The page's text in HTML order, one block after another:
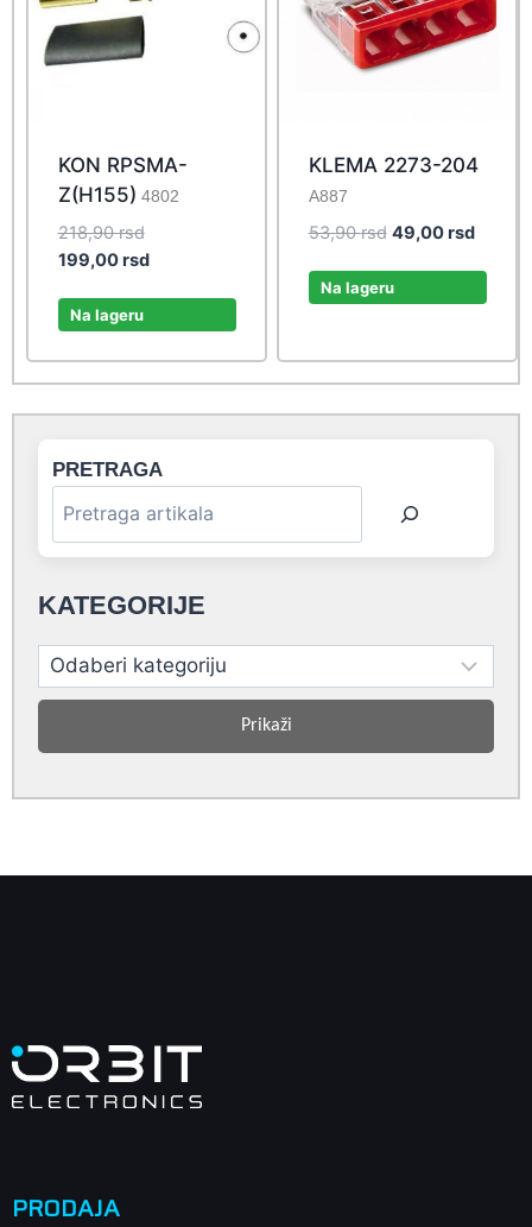
KON RPSMA-
Z(H155) 4802
218,90rsdOriginal
price
218,90 rsd.
199,00rsdCurrent
Na lageru
KLEMA 2273-204
A887
53,90rsd Original
was:
49,00rsd
Na lageru
PRETRAGA
KATEGORIJE
Prikaži
PRODAJA